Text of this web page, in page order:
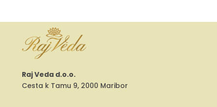
Raj Veda d.o.o.
Cesta k Tamu 9, 2000 Maribor